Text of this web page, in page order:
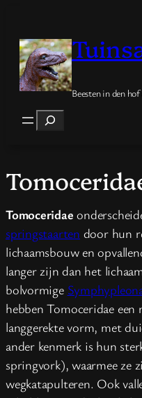
inhoud
Beesten in den
Zoeken
Tomoceridae
springstaarten door hun
lichaamsbouw en
langer zijn dan het
bolvormige
hebben Tomoceridae
langgerekte vorm, met
ander kenmerk is hun
springvork), waarmee ze
wegkatapulteren. Ook